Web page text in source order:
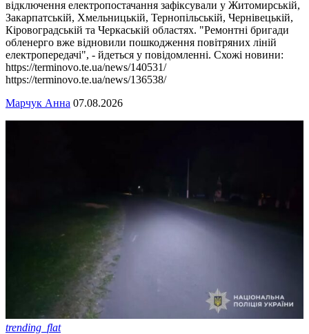
відключення електропостачання зафіксували у Житомирській,
Закарпатській, Хмельницькій, Тернопільській, Чернівецькій,
Кіровоградській та Черкаській областях. "Ремонтні бригади
обленерго вже відновили пошкодження повітряних ліній
електропередачі", - йдеться у повідомленні. Схожі новини:
https://terminovo.te.ua/news/140531/
https://terminovo.te.ua/news/136538/
Марчук Анна 07.08.2026
trending_flat